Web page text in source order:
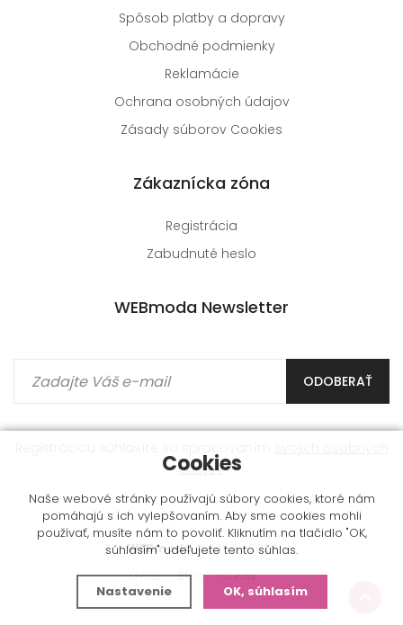
Spôsob platby a dopravy
Obchodné podmienky
Reklamácie
Ochrana osobných údajov
Zásady súborov Cookies
Zákaznícka zóna
Registrácia
Zabudnuté heslo
WEBmoda Newsletter
ODOBERAŤ
údajov.
WEBmoda© 2009 - 2026
Úvod
Blog O nás
Cookies
Naše webové stránky používajú súbory cookies, ktoré nám
pomáhajú s ich vylepšovaním. Aby sme cookies mohli
používať, musíte nám to povoliť. Kliknutím na tlačidlo "OK,
súhlasím" udeľujete tento súhlas.
Nastavenie OK, súhlasím